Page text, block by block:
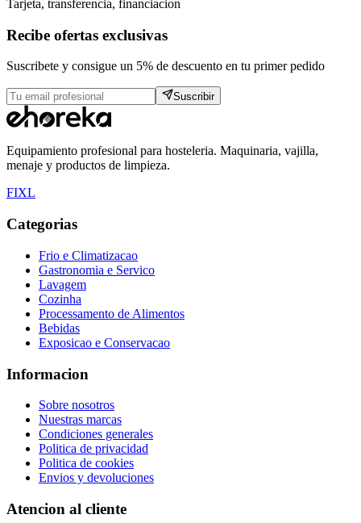
Tarjeta, transferencia, financiacion
Recibe ofertas exclusivas
Suscribete y consigue un 5% de descuento en tu primer pedido
Suscribir
Equipamiento profesional para hosteleria. Maquinaria, vajilla,
menaje y productos de limpieza.
FIXL
Categorias
Frio e Climatizacao
Gastronomia e Servico
Lavagem
Cozinha
Processamento de Alimentos
Bebidas
Exposicao e Conservacao
Informacion
Sobre nosotros
Nuestras marcas
Condiciones generales
Politica de privacidad
Politica de cookies
Envios y devoluciones
Atencion al cliente